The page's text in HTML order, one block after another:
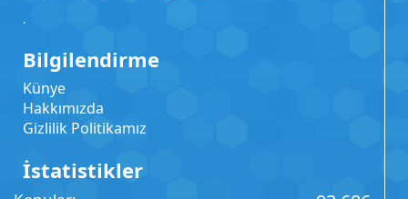
.
Bilgilendirme
Künye
Hakkımızda
Gizlilik Politikamız
İstatistikler